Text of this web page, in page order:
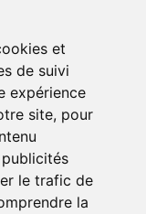
et
de suivi
expérience
site, pour
le trafic de
la